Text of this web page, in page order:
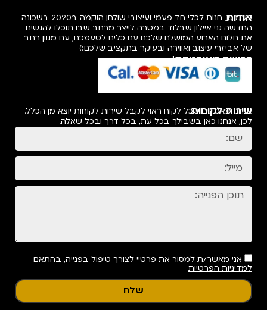
אודות
פעמיפו, חנות לכלי חד פעמי ועיצובי שולחן הוקמה ב2020 בשכונה
החדשה גני איילון שבלוד במטרה לייצר מרחב שבו תוכלו להגשים
את חלום הארוע המושלם שלכם עם כלים לטעמכם, עם מגוון רחב
של אביזרי עיצוב ואווירה ובעיקר בתקציב שלכם:)
רכישה מאובטחת!
שירות לקוחות
אנחנו מאמינים שכל לקוח ראוי לקבל שירות לקוחות יוצא מן הכלל.
לכן, אנחנו כאן בשבילך בכל עת, בכל דרך ובכל שאלה.
אני מאשר/ת למסור את פרטיי לצורך טיפול בפנייה, בהתאם
למדיניות הפרטיות
שלח